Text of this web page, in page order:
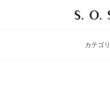
カテゴリ